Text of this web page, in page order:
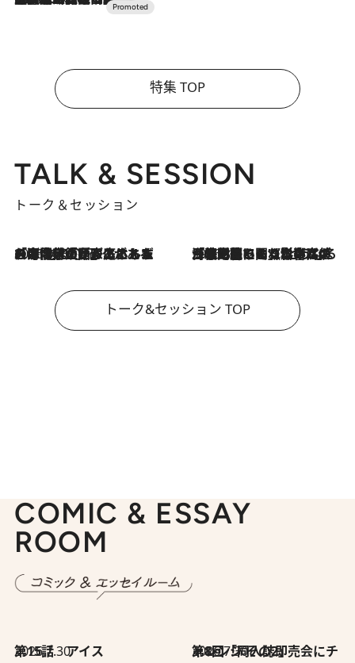
特集 TOP
TALK & SESSION
トーク＆セッション
2026.8.3
「今後値上げがあるとすれば…」「リスクがあるのは今年の冬」エネルギー専門家が語る、ホルムズ海峡封鎖が家庭にもたらす“ある心配” 2026.8.3
「住宅建てられない…」「サーチャージ料の高値が続いている」ホルムズ海峡封鎖による影響はいつまで続く？《エネルギー専門家に聞く“どうなる日本の暮らし”》
トーク&セッション TOP
COMIC & ESSAY
ROOM
2026.7.30
第15話 アイス 2026.7.30
第8回「同人誌即売会にチャレンジ その2」